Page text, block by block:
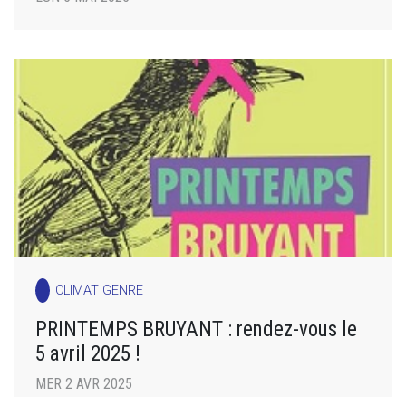
CLIMAT GENRE
PRINTEMPS BRUYANT : rendez-vous le
5 avril 2025 !
MER 2 AVR 2025